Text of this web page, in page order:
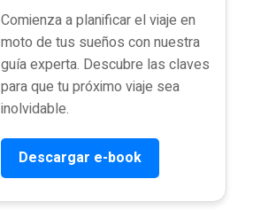
Comienza a planificar el viaje en
moto de tus sueños con nuestra
guía experta. Descubre las claves
para que tu próximo viaje sea
inolvidable.
Descargar e-book